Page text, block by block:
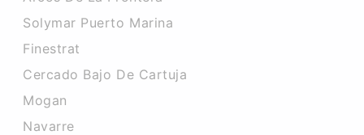
Solymar Puerto Marina
Finestrat
Cercado Bajo De Cartuja
Mogan
Navarre